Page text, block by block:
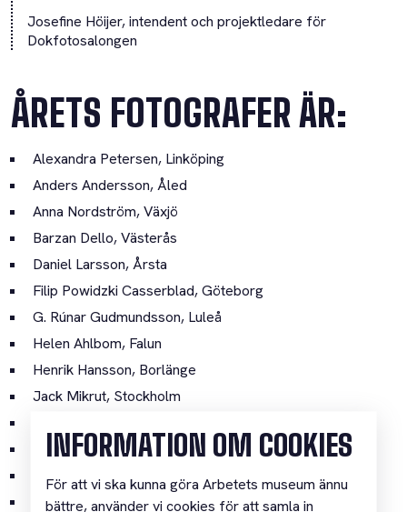
Josefine Höijer, intendent och projektledare för
Dokfotosalongen
ÅRETS FOTOGRAFER ÄR:
Alexandra Petersen, Linköping
Anders Andersson, Åled
Anna Nordström, Växjö
Barzan Dello, Västerås
Daniel Larsson, Årsta
Filip Powidzki Casserblad, Göteborg
G. Rúnar Gudmundsson, Luleå
Helen Ahlbom, Falun
Henrik Hansson, Borlänge
Jack Mikrut, Stockholm
Lars Dahlström, Insjön
Linda Nybom, Bagarmossen
Magnus Fröderberg, Kungsängen
INFORMATION OM COOKIES
För att vi ska kunna göra Arbetets museum ännu
bättre, använder vi cookies för att samla in